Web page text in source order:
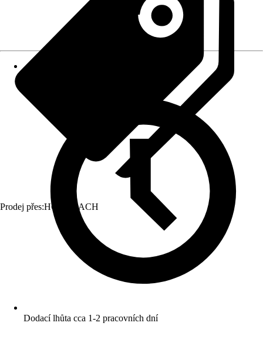
Prodej přes:HORNBACH
Dodací lhůta cca 1-2 pracovních dní